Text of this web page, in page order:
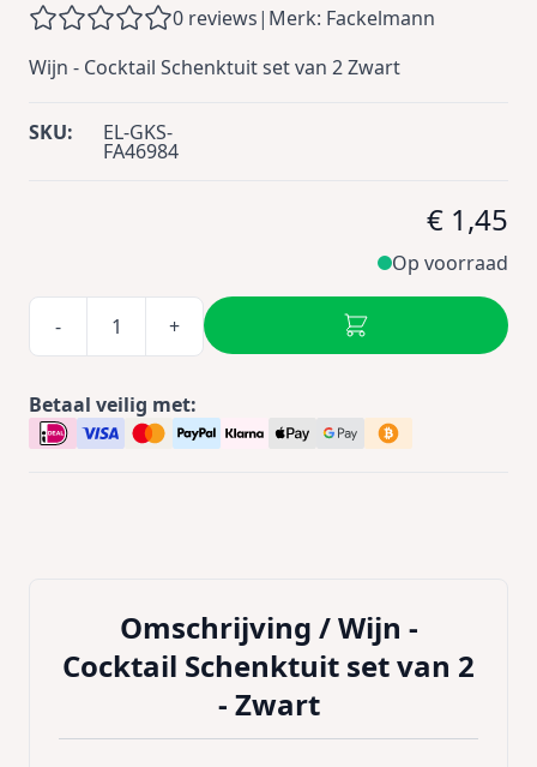
0 reviews| Merk: Fackelmann
Wijn - Cocktail Schenktuit set van 2 Zwart
SKU: EL-GKS-
FA46984
€ 1,45
Op voorraad
- +
Betaal veilig met:
Omschrijving /Wijn -
Cocktail Schenktuit set van 2
- Zwart